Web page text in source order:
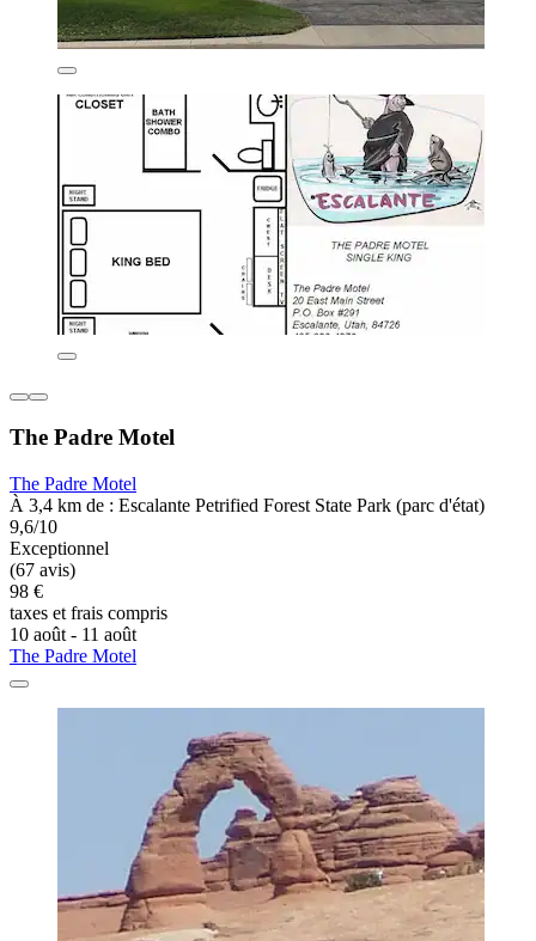
The Padre Motel
The Padre Motel
À 3,4 km de : Escalante Petrified Forest State Park (parc d'état)
9,6/10
Exceptionnel
(67 avis)
98 €
taxes et frais compris
10 août - 11 août
The Padre Motel